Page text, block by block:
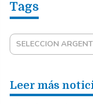
SELECCION
Leer más